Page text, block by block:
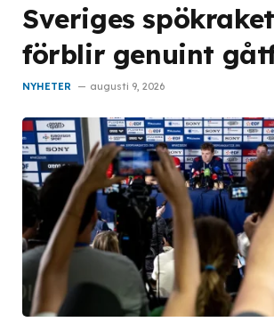
Sveriges
förblir genuint
NYHETER augusti 9, 2026